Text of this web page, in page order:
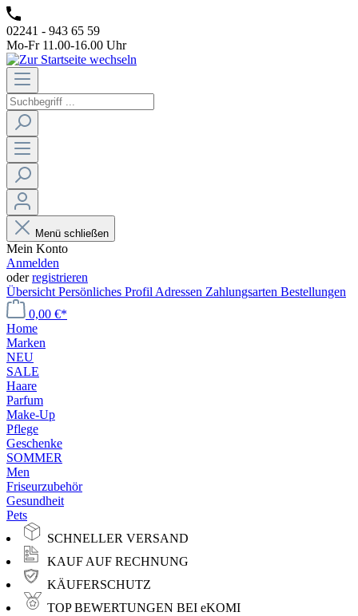
02241 - 943 65 59
Mo-Fr 11.00-16.00 Uhr
Menü schließen
Mein Konto
Anmelden
oderregistrieren
Übersicht Persönliches Profil Adressen Zahlungsarten Bestellungen
0,00 €*
Home
Marken
NEU
SALE
Haare
Parfum
Make-Up
Pflege
Geschenke
SOMMER
Men
Friseurzubehör
Gesundheit
Pets
SCHNELLER VERSAND
KAUF AUF RECHNUNG
KÄUFERSCHUTZ
TOP BEWERTUNGEN BEI eKOMI